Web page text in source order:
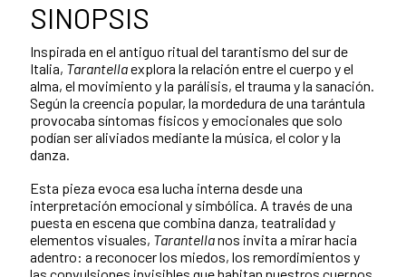
SINOPSIS
Inspirada en el antiguo ritual del tarantismo del sur de
Italia, Tarantellaexplora la relación entre el cuerpo y el
alma, el movimiento y la parálisis, el trauma y la sanación.
Según la creencia popular, la mordedura de una tarántula
provocaba síntomas físicos y emocionales que solo
podían ser aliviados mediante la música, el color y la
danza.
Esta pieza evoca esa lucha interna desde una
interpretación emocional y simbólica. A través de una
puesta en escena que combina danza, teatralidad y
elementos visuales, Tarantellanos invita a mirar hacia
adentro: a reconocer los miedos, los remordimientos y